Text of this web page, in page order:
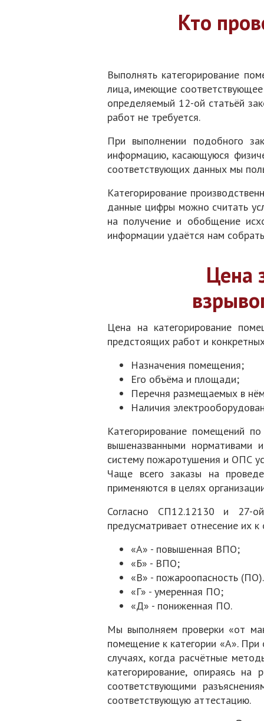
Кто
Выполнять категорирование
лица, имеющие
определяемый 12-ой статьёй
работ не требуется.
При выполнении подобного
информацию, касающуюся
соответствующих данных мы
Категорирование
данные цифры можно считать
на получение и обобщение
информации удаётся нам
Цена
Цена на категорирование
предстоящих работ и
Назначения помещения;
Его объёма и площади;
Перечня размещаемых в
Наличия
Категорирование помещений
вышеназванными нормативами
систему пожаротушения и ОПС
Чаще всего заказы на
применяются в целях
Согласно СП12.12130 и 27-
предусматривает отнесение их
«А» - повышенная ВПО;
«Б» - ВПО;
«В» - пожароопасность
«Г» - умеренная ПО;
«Д» - пониженная ПО.
Мы выполняем проверки «от
помещение к категории «А». При
случаях, когда расчётные
категорирование, опираясь
соответствующими
соответствующую аттестацию.